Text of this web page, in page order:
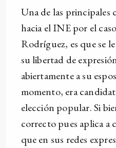
Una de las principales
hacia el INE por el
Rodríguez, es que se
su libertad de
abiertamente a su
momento, era
elección popular. Si
correcto pues aplica a
que en sus redes